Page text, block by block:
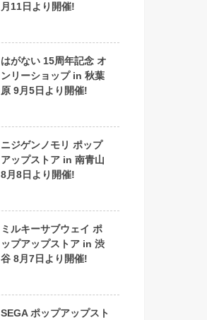
月11日より開催!
はがない 15周年記念 オ
ンリーショップ in 秋葉
原 9月5日より開催!
ニジゲンノモリ ポップ
アップストア in 南青山
8月8日より開催!
ミルキーサブウェイ ポ
ップアップストア in 渋
谷 8月7日より開催!
SEGA ポップアップスト